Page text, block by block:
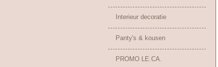
Interieur decoratie
Panty's & kousen
PROMO LE.CA.